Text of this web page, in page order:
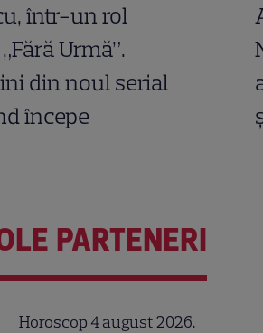
într-un rol
Urmă”.
din noul serial
începe
PARTENERI
Horoscop 4 august 2026.